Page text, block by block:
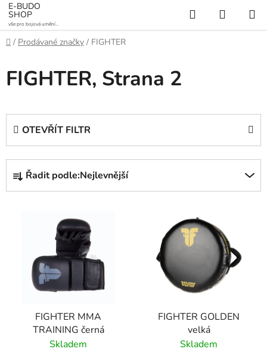
Přejít
na
obsah
E-BUDO
SHOP
vše pro bojová umění a
sporty
Hledat
KOŠÍK
Domů
/ Prodávané značky / FIGHTER
FIGHTER, Strana 2
OTEVŘÍT FILTR
Ř
z
Řadit podle:Nejlevnější
FIGHTER MMA
TRAINING černá
Skladem
FIGHTER GOLDEN
velká
Skladem